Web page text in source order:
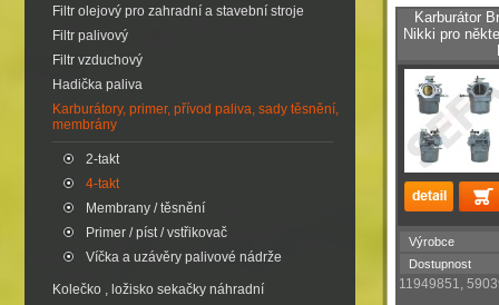
Filtr olejový pro zahradní a stavební stroje
Filtr palivový
Filtr vzduchový
Hadička paliva
Karburátory, primer, přívod paliva, sady těsnění,
membrány
2-takt
4-takt
Membrany / těsnění
Primer / píst / vstřikovač
Víčka a uzávěry palivové nádrže
Kolečko , ložisko sekačky náhradní
Karburátor
Nikki pro
Výrobce
Dostupnost
11949851,